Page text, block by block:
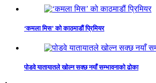
‘कमला मिस’ को काठमाडौं प्रिमियर
पोडवे यातायातले खोल्न सक्छ नयाँ सम्भावनाको ढोका